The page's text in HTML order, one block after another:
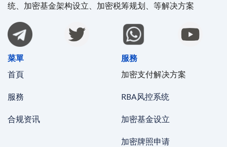
统、加密基金架构设立、加密税筹规划、等解决方案
菜單
首頁
服務
合规资讯
服務
加密支付解决方案
RBA风控系统
加密基金设立
加密牌照申请